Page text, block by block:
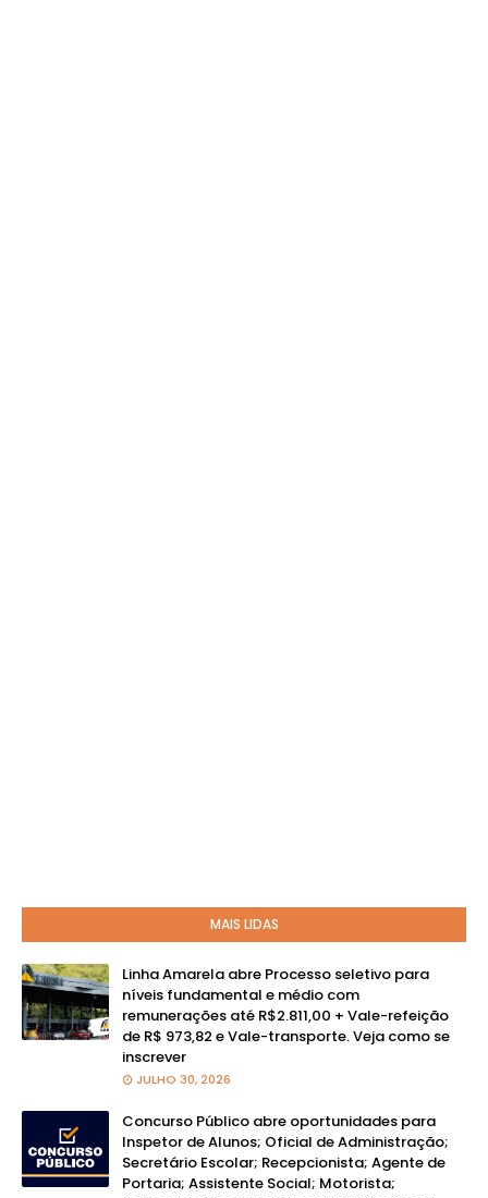
MAIS LIDAS
Linha Amarela abre Processo seletivo para
níveis fundamental e médio com
remunerações até R$2.811,00 + Vale-refeição
de R$ 973,82 e Vale-transporte. Veja como se
inscrever
JULHO 30, 2026
Concurso Público abre oportunidades para
Inspetor de Alunos; Oficial de Administração;
Secretário Escolar; Recepcionista; Agente de
Portaria; Assistente Social; Motorista;